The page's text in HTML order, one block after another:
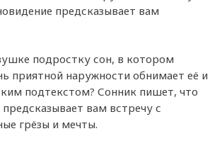
предсказывает вам
подростку сон, в котором
приятной наружности обнимает её и
подтекстом? Сонник пишет, что
вам встречу с
грёзы и мечты.